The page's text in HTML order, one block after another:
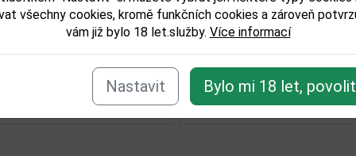
všechny cookies, kromě funkčních cookies a zároveň
vám již bylo 18 let.služby. Více informací
Nastavit Bylo mi 18 let,
616,00 Kč
Skladem
Detail
2
Detail